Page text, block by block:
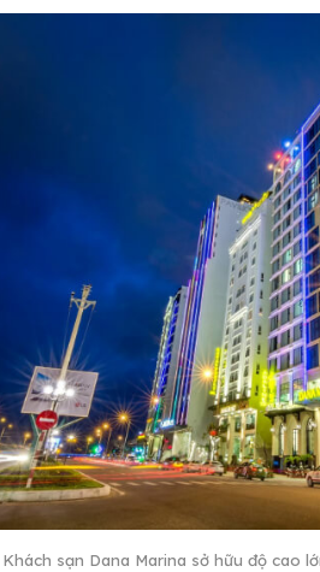
Khách sạn Dana Marina sở hữu độ cao